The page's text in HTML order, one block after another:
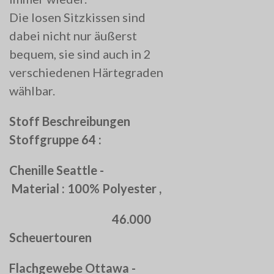
Die losen Sitzkissen sind
dabei nicht nur äußerst
bequem, sie sind auch in 2
verschiedenen Härtegraden
wählbar.
Stoff Beschreibungen
Stoffgruppe 64 :
Chenille Seattle -
Material : 100% Polyester ,
46.000
Scheuertouren
Flachgewebe Ottawa -